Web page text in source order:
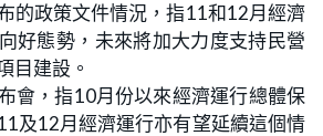
的政策文件情況，指11和12月經濟
好態勢，未來將加大力度支持民營
目建設。
會，指10月份以來經濟運行總體保
及12月經濟運行亦有望延續這個情